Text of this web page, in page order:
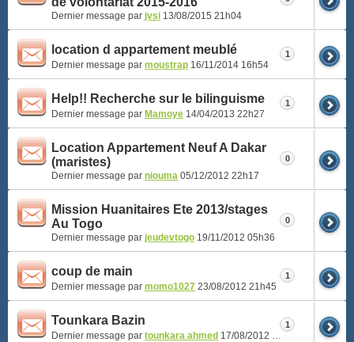
Dernier message par jvsi 13/08/2015 21h04
location d appartement meublé
Dernier message par moustrap 16/11/2014 16h54
1
Help!! Recherche sur le bilinguisme
Dernier message par Mamoye 14/04/2013 22h27
1
Location Appartement Neuf A Dakar
(maristes)
Dernier message par niouma 05/12/2012 22h17
0
Mission Huanitaires Ete 2013/stages
Au Togo
Dernier message par jeudevtogo 19/11/2012 05h36
0
coup de main
Dernier message par momo1027 23/08/2012 21h45
1
Tounkara Bazin
Dernier message par tounkara ahmed 17/08/2012 16h22
1